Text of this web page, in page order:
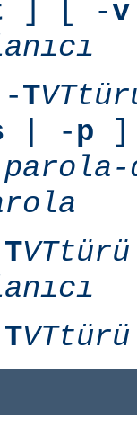
] [ -v
T
| -p ]
parola-
TVTtürü
TVTtürü